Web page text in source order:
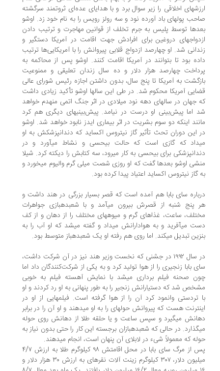
اخلاقی را زیر سوال برد و با هدایای عده‌ای ثروتمند سرگشته
پولهای باد آورده نود و سه رولز رویس را به نام خود زد. اوشو
توسط پلیس به جرم تخلف از قوانین مهاجرت و ترتیب دادن
دروغین برای افرادش جهت اقامت در آمریکا دستگیر و
شد. او چهارصد ازدواج قلابی پیروانش را با آمریکایی‌ها ترتیب
بود تا بتوانند در آمریکا اقامت کنند. اوشو پس از محاکمه به
چهارصد هزار دلار و ده سال زندان تعلیقی و ممنوعیت
به آمریکا تا پنج سال، بدون داشتن اجازه رئیس شورای عالی
آمریکا محکوم شد. در طی این سالها اوشو تأکید زیادی داشت
جهان در سالهای دهه نود میلادی در اثر جنگ اتمی منهدم خواهد
اما پیش‌بینی او درست در نیامد. پیش‌بینیهای دیگری هم کرد
اینکه دو سوم بشریت در اثر بیماری ایدز نابود خواهد شد. اوشو
این دوران تحث تأثیر گاز نیتروس اکساید که دندانپزشکش به او
که گازی است که حالت بیحسی و نشاط میآورد و در
برای بیحسی به کار میرود، سه کتابش را دیکته کرد. شیلا
اوشو بعدها گفت که او روزی شصت میلی گرم والیوم میخورد و
گاز نیتروس اکساید اعتیاد پیدا کرده بود.
سای بابا هم آمده است که قصر بسیار بزرگی در هند داشت و
پنج شنبه از قصرش بیرون میآمد و با شعبدهبازی جواهرات
ساعت، غذاهای گرم و میوههای مختلف را از دهان و از کف
میآفرید و به هوادارانش میداد و گفته میشد که او آب را به
تبدیل میکند. اما روی هم رفته او یک شعبدهباز متوسط بود.
در سال ۱۹۹۲ در جشنی که نخست وزیر هند نیز در آن شرکت داشت،
بابا زنجیری را از هوا تولید کرد و به یکی از شرکت‌کنندگان داد اما
صحنه فیلم برداری میشد با نمایش آهسته فیلم به خوبی
شد که دستیارانش زنجیر را به طور پنهانی به او رد کردند و او
تردستی وانمود کرد آن را از هوا گرفته است. فیلمهایی از او در
هست که پیروانش حولهای را به او میدهند و او آن را در برابر
میگیرد و سپس ساعت و یا حلقه طلا از دهانش روی حوله
در حالی که شعبدهبازان برجسته این کار را حتی بدون نیاز به
که معمولاً شیء در لابلای آن پنهان است، انجام میدهند.
پس از مرگ سای بابا در محل اقامتش ۹۸ کیلوگرم طلا به ارزش ۴/۷
میلیون دلار، ۳۰۷ کیلوگرم زینت آلات نقرهای به ارزش ۳۰ هزار دلار و